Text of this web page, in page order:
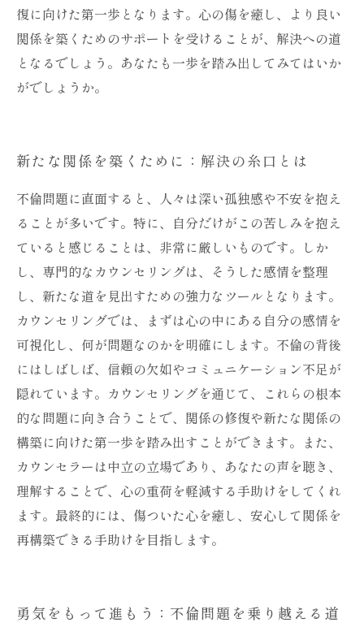
復に向けた第一歩となります。心の傷を癒し、より良い
関係を築くためのサポートを受けることが、解決への道
となるでしょう。あなたも一歩を踏み出してみてはいか
がでしょうか。
新たな関係を築くために：解決の糸口とは
不倫問題に直面すると、人々は深い孤独感や不安を抱え
ることが多いです。特に、自分だけがこの苦しみを抱え
ていると感じることは、非常に厳しいものです。しか
し、専門的なカウンセリングは、そうした感情を整理
し、新たな道を見出すための強力なツールとなります。
カウンセリングでは、まずは心の中にある自分の感情を
可視化し、何が問題なのかを明確にします。不倫の背後
にはしばしば、信頼の欠如やコミュニケーション不足が
隠れています。カウンセリングを通じて、これらの根本
的な問題に向き合うことで、関係の修復や新たな関係の
構築に向けた第一歩を踏み出すことができます。また、
カウンセラーは中立の立場であり、あなたの声を聴き、
理解することで、心の重荷を軽減する手助けをしてくれ
ます。最終的には、傷ついた心を癒し、安心して関係を
再構築できる手助けを目指します。
勇気をもって進もう：不倫問題を乗り越える道